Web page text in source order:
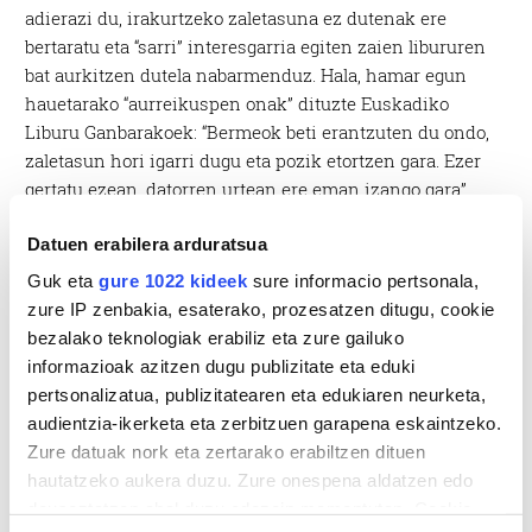
Datuen erabilera arduratsua
Guk eta gure 1022 kideek sure informacio pertsonala,
zure IP zenbakia, esaterako, prozesatzen ditugu, cookie
bezalako teknologiak erabiliz eta zure gailuko
informazioak azitzen dugu publizitate eta eduki
pertsonalizatua, publizitatearen eta edukiaren neurketa,
audientzia-ikerketa eta zerbitzuen garapena eskaintzeko.
Zure datuak nork eta zertarako erabiltzen dituen
hautatzeko aukera duzu. Zure onespena aldatzen edo
adierazi du, irakurtzeko zaletasuna ez dutenak ere
bertaratu eta “sarri” interesgarria egiten zaien libururen
bat aurkitzen dutela nabarmenduz. Hala, hamar egun
hauetarako “aurreikuspen onak” dituzte Euskadiko
Liburu Ganbarakoek: “Bermeok beti erantzuten du ondo,
zaletasun hori igarri dugu eta pozik etortzen gara. Ezer
gertatu ezean, datorren urtean ere eman izango gara”.